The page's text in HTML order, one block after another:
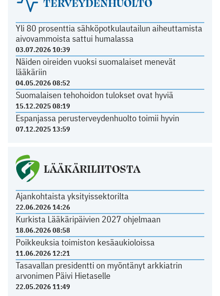
Yli 80 prosenttia sähköpotkulautailun aiheuttamista
aivovammoista sattui humalassa
03.07.2026 10:39
Näiden oireiden vuoksi suomalaiset menevät
lääkäriin
04.05.2026 08:52
Suomalaisen tehohoidon tulokset ovat hyviä
15.12.2025 08:19
Espanjassa perusterveydenhuolto toimii hyvin
07.12.2025 13:59
LÄÄKÄRILIITOSTA
Ajankohtaista yksityissektorilta
22.06.2026 14:26
Kurkista Lääkäripäivien 2027 ohjelmaan
18.06.2026 08:58
Poikkeuksia toimiston kesäaukioloissa
11.06.2026 12:21
Tasavallan presidentti on myöntänyt arkkiatrin
arvonimen Päivi Hietaselle
22.05.2026 11:49